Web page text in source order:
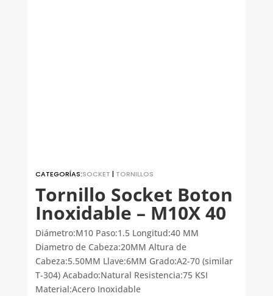
CATEGORÍAS:SOCKET | TORNILLOS
Tornillo Socket Boton
Inoxidable – M10X 40
Diámetro:M10 Paso:1.5 Longitud:40 MM
Diametro de Cabeza:20MM Altura de
Cabeza:5.50MM Llave:6MM Grado:A2-70 (similar
T-304) Acabado:Natural Resistencia:75 KSI
Material:Acero Inoxidable